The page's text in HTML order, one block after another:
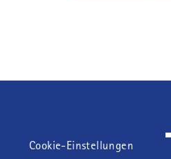
Fußzeile
Cookie-Einstellungen